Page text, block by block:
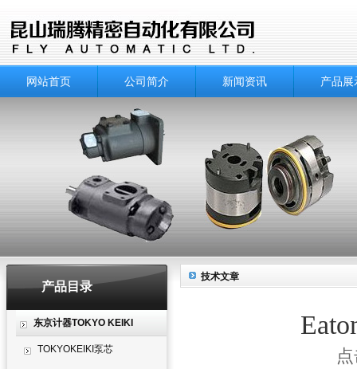
网站首页 公司简介 新闻资讯 产品展
产品目录
东京计器TOKYO KEIKI
TOKYOKEIKI泵芯
技术文章